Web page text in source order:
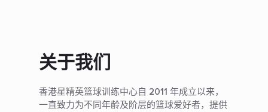
关于我们
香港星精英篮球训练中心自 2011 年成立以来，
一直致力为不同年龄及阶层的篮球爱好者，提供